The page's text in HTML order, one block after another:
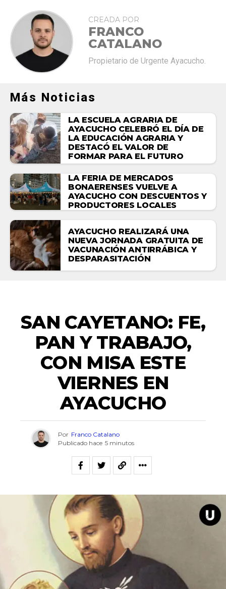
CREADA POR
FRANCO
CATALANO
Propietario de Urgente Ayacucho.
Más Noticias
LA ESCUELA AGRARIA DE
AYACUCHO CELEBRÓ EL DÍA DE
LA EDUCACIÓN AGRARIA Y
DESTACÓ EL VALOR DE
FORMAR PARA EL FUTURO
LA FERIA DE MERCADOS
BONAERENSES VUELVE A
AYACUCHO CON DESCUENTOS Y
PRODUCTORES LOCALES
AYACUCHO REALIZARÁ UNA
NUEVA JORNADA GRATUITA DE
VACUNACIÓN ANTIRRÁBICA Y
DESPARASITACIÓN
SAN CAYETANO: FE,
PAN Y TRABAJO,
CON MISA ESTE
VIERNES EN
AYACUCHO
Por Franco Catalano
Publicado hace 5 minutos